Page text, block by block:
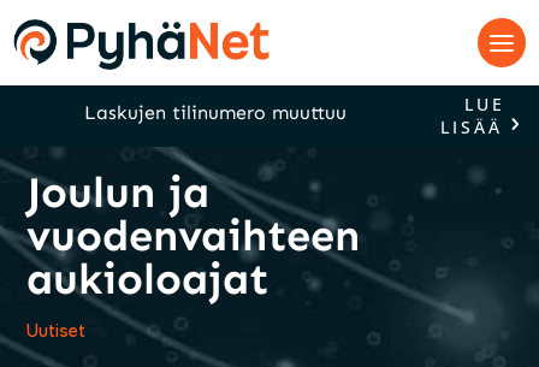
Laskujen tilinumero muuttuu
LUE
LISÄÄ
Joulun ja
vuodenvaihteen
aukioloajat
Uutiset